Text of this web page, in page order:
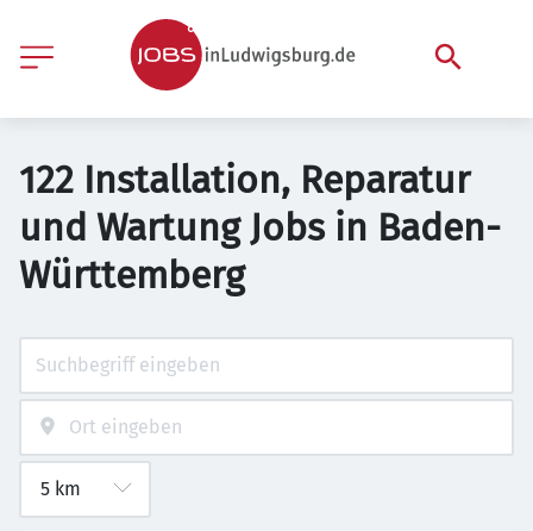
122 Installation, Reparatur
und Wartung Jobs in Baden-
Württemberg